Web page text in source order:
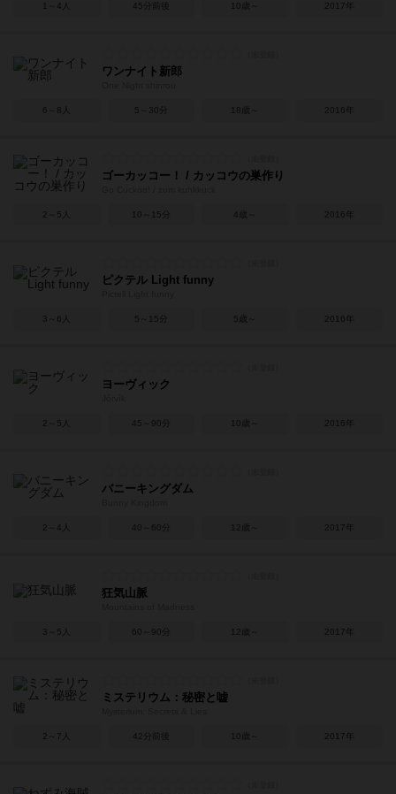
1～4人 45分前後 10歳～ 2017年
ワンナイト新郎
6～8人 5～30分 18歳～ 2016年
ゴーカッコー！ / カッコウの巣作り
2～5人 10～15分 4歳～ 2016年
ピクテル Light funny
3～6人 5～15分 5歳～ 2016年
ヨーヴィック
2～5人 45～90分 10歳～ 2016年
バニーキングダム
2～4人 40～60分 12歳～ 2017年
狂気山脈
3～5人 60～90分 12歳～ 2017年
ミステリウム：秘密と嘘
2～7人 42分前後 10歳～ 2017年